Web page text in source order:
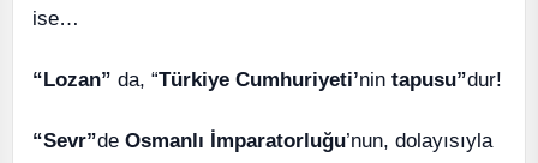
ise…
“Lozan” da, “Türkiye Cumhuriyeti’nin tapusu”dur!
“Sevr”de Osmanlı İmparatorluğu’nun, dolayısıyla